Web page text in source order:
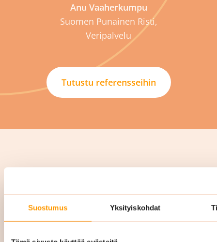
Suostumus Yksityiskohdat
Anu Vaaherkumpu
Suomen Punainen Risti,
Veripalvelu
Tutustu referensseihin
Yrityssiivous Paimio hinta